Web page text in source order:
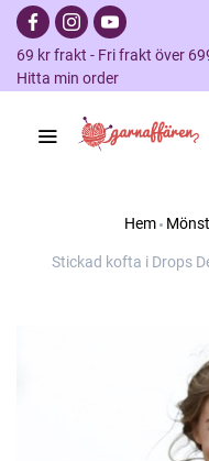
69 kr frakt - Fri frakt över
Hitta min order
Hem
Stickad kofta i Drops